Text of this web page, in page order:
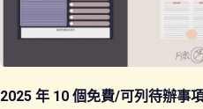
2025 年 10 個免費/可列待辦事